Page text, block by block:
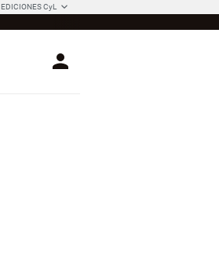
EDICIONES CyL
Login